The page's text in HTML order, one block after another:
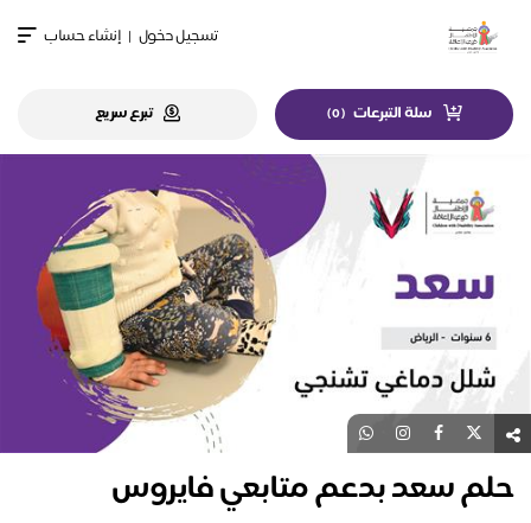
تسجيل دخول | إنشاء حساب
سلة التبرعات (
0
) تبرع سريع
حلم سعد بدعم متابعي فايروس